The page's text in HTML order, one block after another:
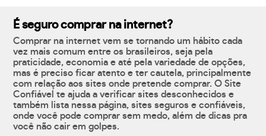
É seguro comprar na internet?
Comprar na internet vem se tornando um hábito cada
vez mais comum entre os brasileiros, seja pela
praticidade, economia e até pela variedade de opções,
mas é preciso ficar atento e ter cautela, principalmente
com relação aos sites onde pretende comprar. O Site
Confiável te ajuda a verificar sites desconhecidos e
também lista nessa página, sites seguros e confiáveis,
onde você pode comprar sem medo, além de dicas pra
você não cair em golpes.